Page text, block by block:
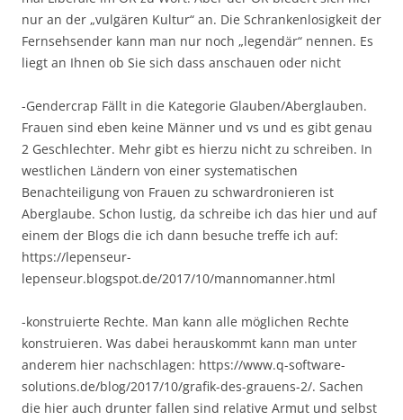
nur an der „vulgären Kultur“ an. Die Schrankenlosigkeit der
Fernsehsender kann man nur noch „legendär“ nennen. Es
liegt an Ihnen ob Sie sich dass anschauen oder nicht
-Gendercrap Fällt in die Kategorie Glauben/Aberglauben.
Frauen sind eben keine Männer und vs und es gibt genau
2 Geschlechter. Mehr gibt es hierzu nicht zu schreiben. In
westlichen Ländern von einer systematischen
Benachteiligung von Frauen zu schwardronieren ist
Aberglaube. Schon lustig, da schreibe ich das hier und auf
einem der Blogs die ich dann besuche treffe ich auf:
https://lepenseur-
lepenseur.blogspot.de/2017/10/mannomanner.html
-konstruierte Rechte. Man kann alle möglichen Rechte
konstruieren. Was dabei herauskommt kann man unter
anderem hier nachschlagen: https://www.q-software-
solutions.de/blog/2017/10/grafik-des-grauens-2/. Sachen
die hier auch drunter fallen sind relative Armut und selbst